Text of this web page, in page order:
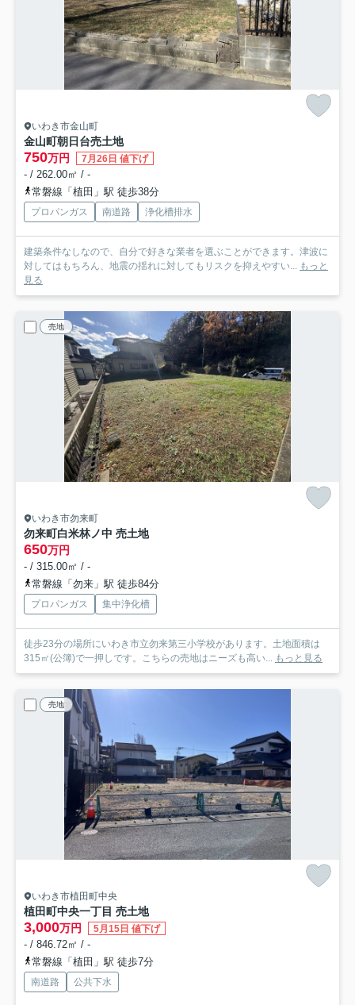
いわき市金山町
金山町朝日台売土地
750万円 7月26日 値下げ
- / 262.00㎡ / -
常磐線「植田」駅 徒歩38分
プロパンガス 南道路 浄化槽排水
建築条件なしなので、自分で好きな業者を選ぶことができます。津波に
対してはもちろん、地震の揺れに対してもリスクを抑えやすい... もっと
見る
売地
いわき市勿来町
勿来町白米林ノ中 売土地
650万円
- / 315.00㎡ / -
常磐線「勿来」駅 徒歩84分
プロパンガス 集中浄化槽
徒歩23分の場所にいわき市立勿来第三小学校があります。土地面積は
315㎡(公簿)で一押しです。こちらの売地はニーズも高い... もっと見る
売地
いわき市植田町中央
植田町中央一丁目 売土地
3,000万円 5月15日 値下げ
- / 846.72㎡ / -
常磐線「植田」駅 徒歩7分
南道路 公共下水